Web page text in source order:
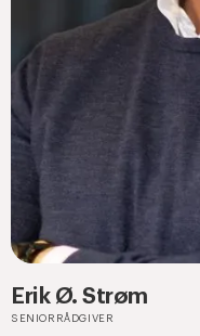
Erik Ø. Strøm
SENIORRÅDGIVER